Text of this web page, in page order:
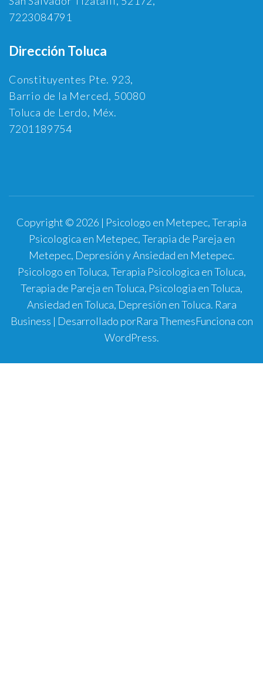
7223084791
Dirección Toluca
Constituyentes Pte. 923,
Barrio de la Merced, 50080
Toluca de Lerdo, Méx.
7201189754
Copyright © 2026 | Psicologo en Metepec, Terapia
Psicologica en Metepec, Terapia de Pareja en
Metepec, Depresión y Ansiedad en Metepec.
Psicologo en Toluca, Terapia Psicologica en Toluca,
Terapia de Pareja en Toluca, Psicologia en Toluca,
Ansiedad en Toluca, Depresión en Toluca. Rara
Business | Desarrollado porRara ThemesFunciona con
WordPress.